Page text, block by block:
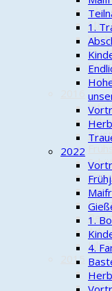
"Wir
Info
2015
1.
2022
1.
4.